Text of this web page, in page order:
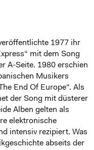
1977 ihr
mit dem Song
A-Seite. 1980 erschien
Musikers
End Of Europe“. Als
der Song mit düsterer
Alben gelten als
elektronische
intensiv rezipiert. Was
abseits der